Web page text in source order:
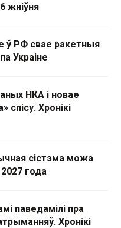
жніўня
ў РФ свае ракетныя
Украіне
НКА і новае
спісу. Хронікі
сістэма можа
года
паведамілі пра
Хронікі